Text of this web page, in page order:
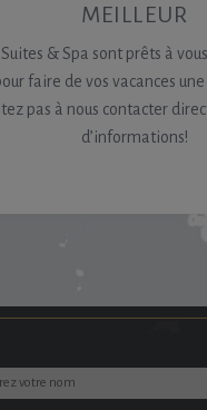
MEILLEUR
& Spa sont prêts à
faire de vos vacances
pas à nous contacter
d’informations!